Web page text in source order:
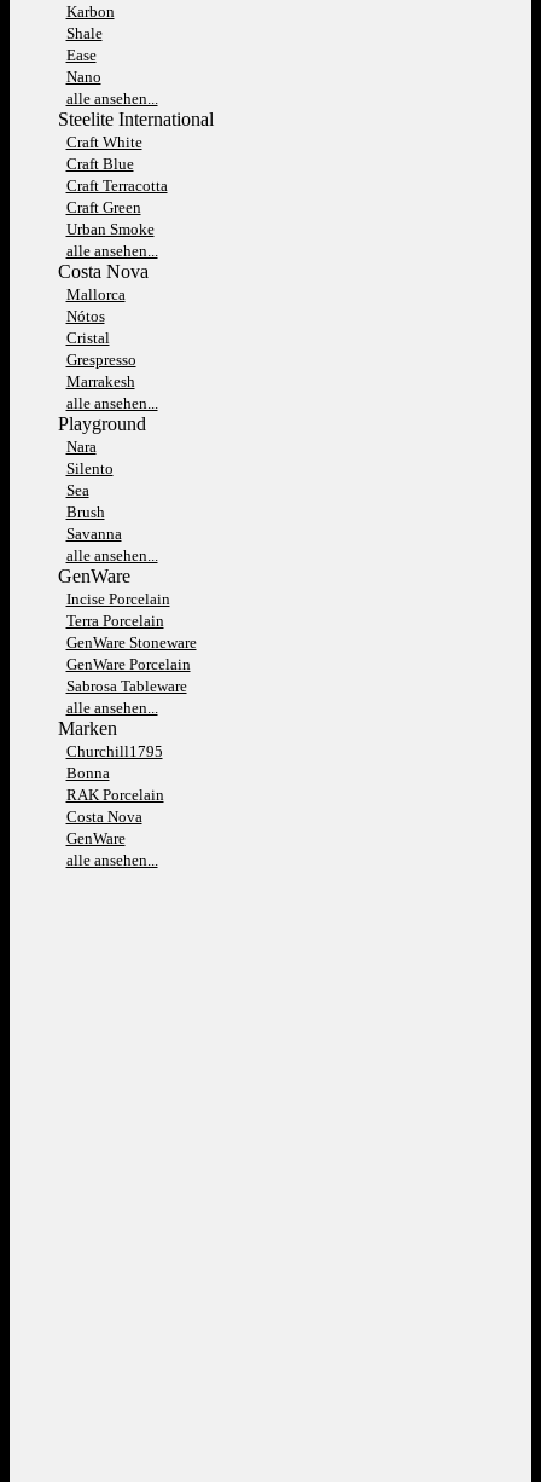
Karbon
Shale
Ease
Nano
alle ansehen...
Steelite International
Craft White
Craft Blue
Craft Terracotta
Craft Green
Urban Smoke
alle ansehen...
Costa Nova
Mallorca
Nótos
Cristal
Grespresso
Marrakesh
alle ansehen...
Playground
Nara
Silento
Sea
Brush
Savanna
alle ansehen...
GenWare
Incise Porcelain
Terra Porcelain
GenWare Stoneware
GenWare Porcelain
Sabrosa Tableware
alle ansehen...
Marken
Churchill1795
Bonna
RAK Porcelain
Costa Nova
GenWare
alle ansehen...